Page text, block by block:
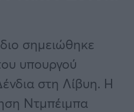
σημειώθηκε
υπουργού
στη Λίβυη. Η
Ντμπέιμπα